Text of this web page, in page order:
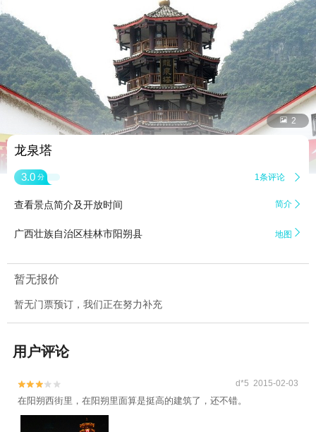
 2
龙泉塔
3.0 分 1条评论 
查看景点简介及开放时间 简介 
广西壮族自治区桂林市阳朔县 地图 
暂无报价
暂无门票预订，我们正在努力补充
用户评论

 d*5 2015-02-03
在阳朔西街里，在阳朔里面算是挺高的建筑了，还不错。
